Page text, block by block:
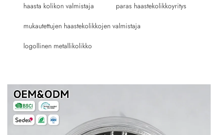
haasta kolikon valmistaja paras haastekolikkoyritys
mukautettujen haastekolikkojen valmistaja
logollinen metallikolikko